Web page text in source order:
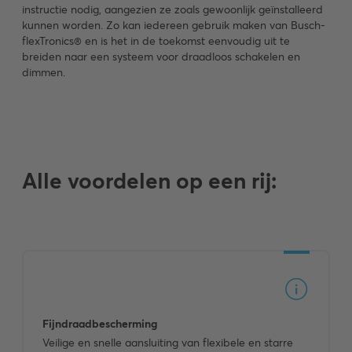
instructie nodig, aangezien ze zoals gewoonlijk geïnstalleerd
kunnen worden. Zo kan iedereen gebruik maken van Busch-
flexTronics® en is het in de toekomst eenvoudig uit te
breiden naar een systeem voor draadloos schakelen en
dimmen.
Alle voordelen op een rij:
Fijndraadbescherming
Veilige en snelle aansluiting van flexibele en starre